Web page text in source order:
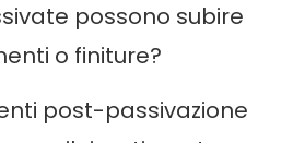
possono subire
o finiture?
post-passivazione